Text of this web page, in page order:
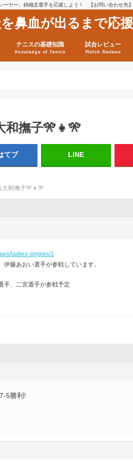
ーヤー、錦織圭選手を応援しよう！ 【お問い合わせ先
鼻血が出るまで応
テニスの基礎知識
Knowledge of Tennis
試合レビュー
Match Reviews
和撫子🎌👧🎌
てブ LINE
和撫子🎌👧🎌
ladies-singles/1
藤あおい選手が参戦しています。
手、二宮選手が参戦予定
5勝利!